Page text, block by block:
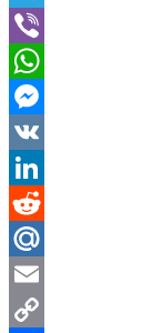
Telegram
Viber
WhatsApp
Messenger
VK
LinkedIn
Reddit
Mail.Ru
Email